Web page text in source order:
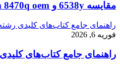
مقایسه 6538y و intel xeon platinum 8470q oem
راهنمای جامع کتاب‌های کلیدی
فوریه 6, 2026
راهنمای جامع کتاب‌های